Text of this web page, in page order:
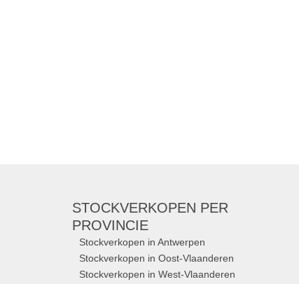
STOCKVERKOPEN PER
PROVINCIE
Stockverkopen in Antwerpen
Stockverkopen in Oost-Vlaanderen
Stockverkopen in West-Vlaanderen